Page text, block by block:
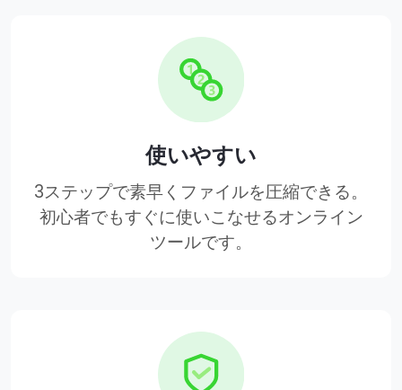
使いやすい
3ステップで素早くファイルを圧縮できる。
初心者でもすぐに使いこなせるオンライン
ツールです。